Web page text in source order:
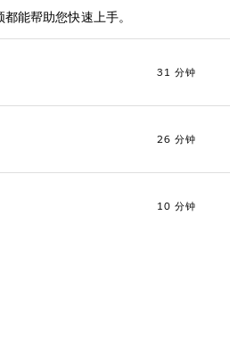
能帮助您快速上手。
31 分钟
26 分钟
10 分钟